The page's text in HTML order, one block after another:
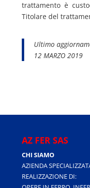
trattamento è
Titolare del
Ultimo
12 MARZO 2019
AZ FER SAS
CHI SIAMO
AZIENDA
REALIZZAZIONE DI: